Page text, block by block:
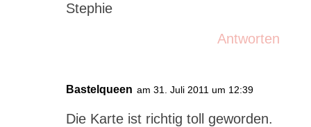
Stephie
Antworten
Bastelqueen am 31. Juli 2011 um 12:39
Die Karte ist richtig toll geworden.